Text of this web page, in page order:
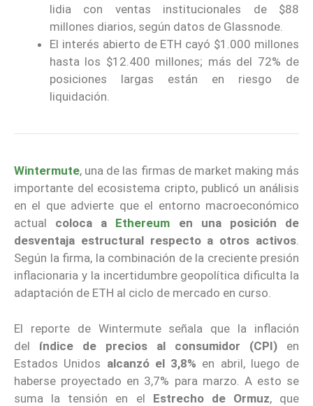
lidia con ventas institucionales de $88
millones diarios, según datos de Glassnode.
El interés abierto de ETH cayó $1.000 millones
hasta los $12.400 millones; más del 72% de
posiciones largas están en riesgo de
liquidación.
Wintermute, una de las firmas de market making más
importante del ecosistema cripto, publicó un análisis
en el que advierte que el entorno macroeconómico
actual coloca a Ethereum en una posición de
desventaja estructural respecto a otros activos.
Según la firma, la combinación de la creciente presión
inflacionaria y la incertidumbre geopolítica dificulta la
adaptación de ETH al ciclo de mercado en curso.
El reporte de Wintermute señala que la inflación
del índice de precios al consumidor (CPI) en
Estados Unidos alcanzó el 3,8% en abril, luego de
haberse proyectado en 3,7% para marzo. A esto se
suma la tensión en el Estrecho de Ormuz, que